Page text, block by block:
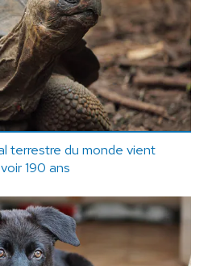
terrestre du monde vient
190 ans